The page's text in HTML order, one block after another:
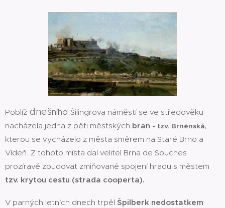
Poblíž dnešního Šilingrova náměstí se ve středověku
nacházela jedna z pěti městských bran - tzv. Brněnská,
kterou se vycházelo z města směrem na Staré Brno a
Vídeň. Z tohoto místa dal velitel Brna de Souches
prozíravě zbudovat zmiňované spojení hradu s městem
tzv. krytou cestu (strada cooperta).
V parných letních dnech trpěl Špilberk nedostatkem